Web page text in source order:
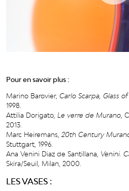
Pour en savoir plus :
Marino Barovier, Carlo Scarpa, Glass
1998.
Attilia Dorigato, Le verre de Murano ,
2013.
Marc Heiremans, 20th Century
Stuttgart, 1996.
Ana Venini Diaz de Santillana, Venini.
Skira/Seuil, Milan, 2000.
LES VASES :